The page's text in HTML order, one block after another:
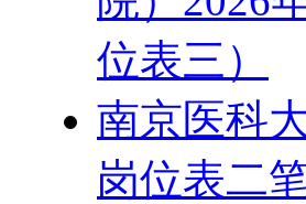
位表三）
南京医科
岗位表二